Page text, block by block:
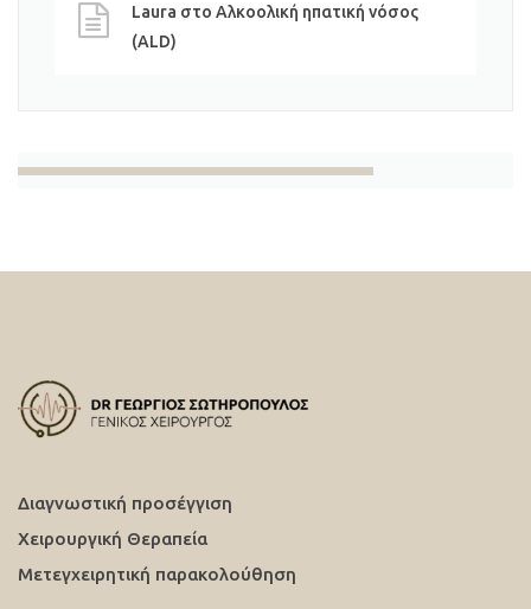
Laura στο Αλκοολική ηπατική νόσος
(ALD)
Διαγνωστική προσέγγιση
Χειρουργική Θεραπεία
Μετεγχειρητική παρακολούθηση